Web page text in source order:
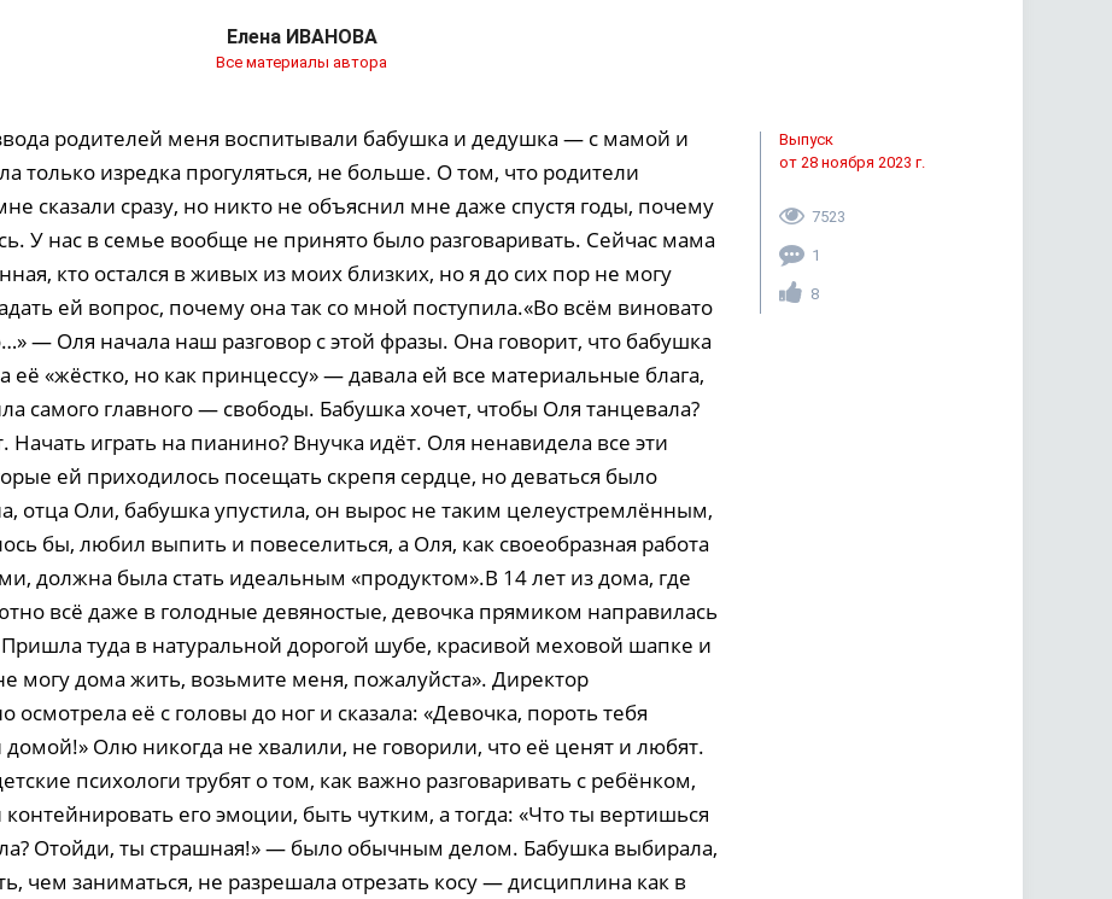
Елена ИВАНОВА
Все материалы автора
родителей меня воспитывали бабушка и дедушка — с мамой и
только изредка прогуляться, не больше. О том, что родители
сказали сразу, но никто не объяснил мне даже спустя годы, почему
У нас в семье вообще не принято было разговаривать. Сейчас мама
кто остался в живых из моих близких, но я до сих пор не могу
ей вопрос, почему она так со мной поступила.«Во всём виновато
— Оля начала наш разговор с этой фразы. Она говорит, что бабушка
её «жёстко, но как принцессу» — давала ей все материальные блага,
самого главного — свободы. Бабушка хочет, чтобы Оля танцевала?
Начать играть на пианино? Внучка идёт. Оля ненавидела все эти
ей приходилось посещать скрепя сердце, но деваться было
отца Оли, бабушка упустила, он вырос не таким целеустремлённым,
бы, любил выпить и повеселиться, а Оля, как своеобразная работа
должна была стать идеальным «продуктом».В 14 лет из дома, где
всё даже в голодные девяностые, девочка прямиком направилась
туда в натуральной дорогой шубе, красивой меховой шапке и
могу дома жить, возьмите меня, пожалуйста». Директор
осмотрела её с головы до ног и сказала: «Девочка, пороть тебя
Олю никогда не хвалили, не говорили, что её ценят и любят.
психологи трубят о том, как важно разговаривать с ребёнком,
контейнировать его эмоции, быть чутким, а тогда: «Что ты вертишься
Отойди, ты страшная!» — было обычным делом. Бабушка выбирала,
чем заниматься, не разрешала отрезать косу — дисциплина как в
Выпуск
от 28 ноября 2023 г.
7523
1
8